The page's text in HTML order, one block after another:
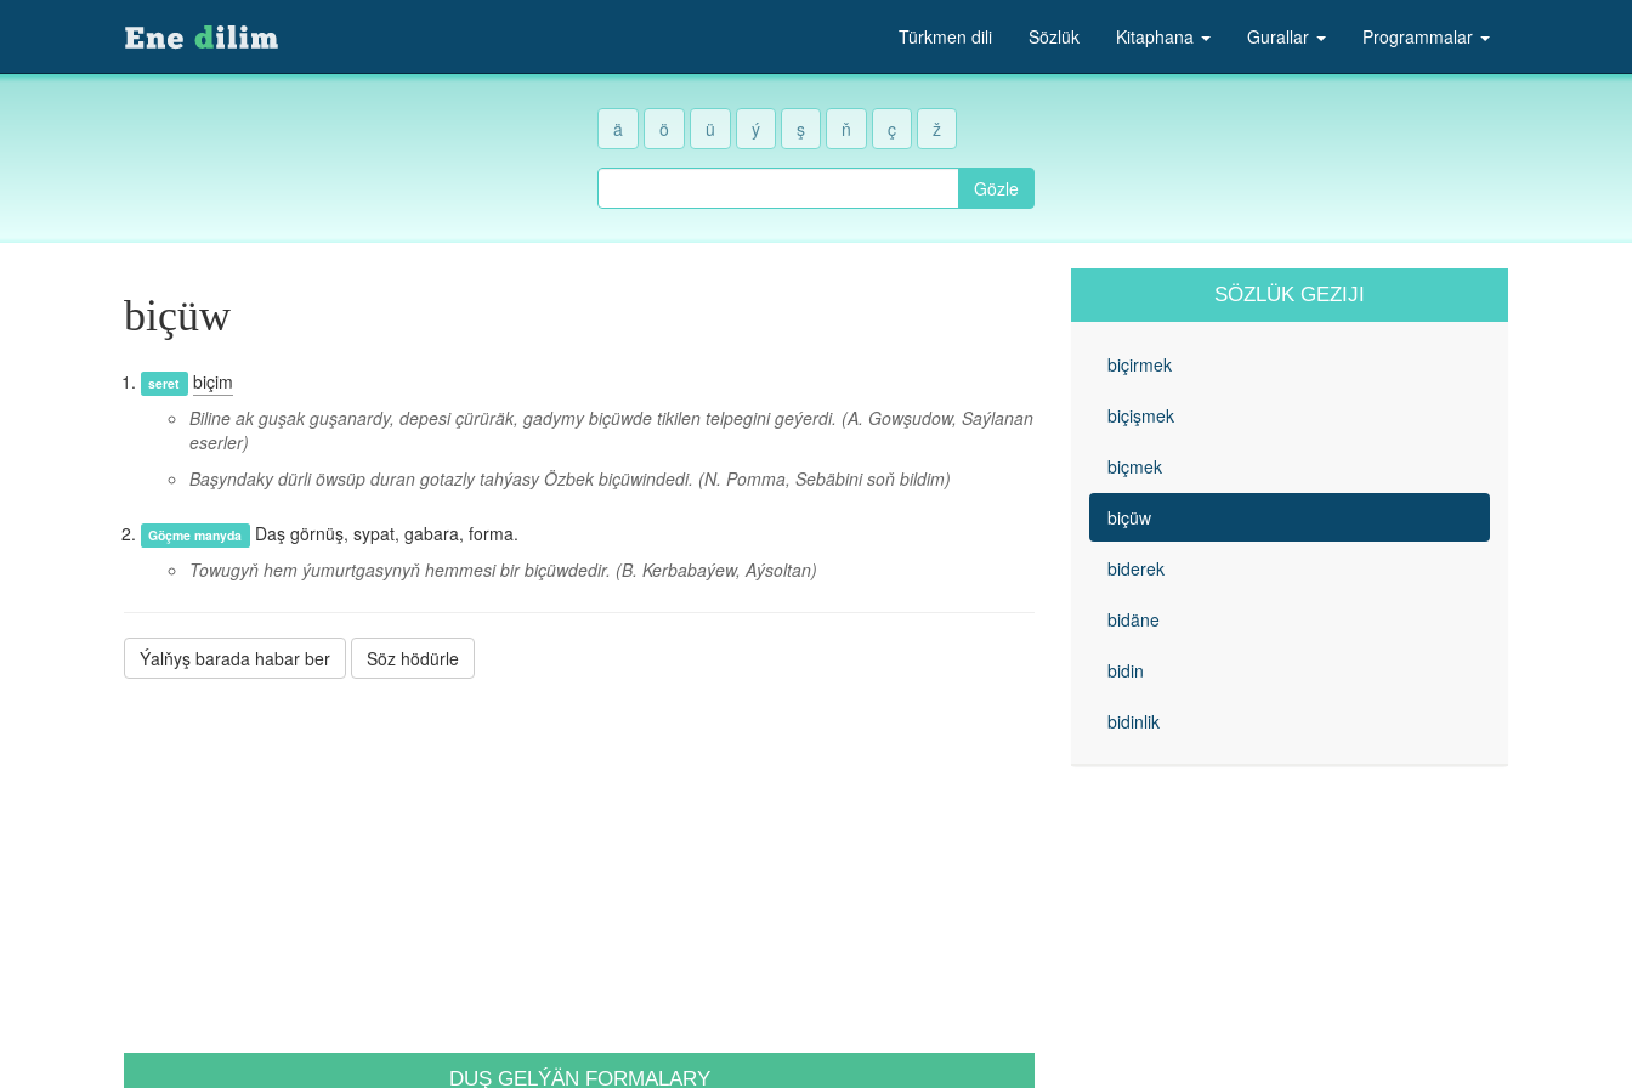
Türkmen dili Sözlük Kitaphana Gurallar Programmalar
ä ö ü ý ş ň ç ž
Gözle
biçüw
seret
biçim
Biline ak guşak guşanardy, depesi çürüräk, gadymy biçüwde tikilen telpegini geýerdi. (A. Gowşudow, Saýlanan
eserler)
Başyndaky dürli öwsüp duran gotazly tahýasy Özbek biçüwindedi. (N. Pomma, Sebäbini soň bildim)
Göçme manyda Daş görnüş, sypat, gabara, forma.
Towugyň hem ýumurtgasynyň hemmesi bir biçüwdedir. (B. Kerbabaýew, Aýsoltan)
Ýalňyş barada habar ber Söz hödürle
DUŞ GELÝÄN FORMALARY
SÖZLÜK GEZIJI
biçirmek
biçişmek
biçmek
biçüw
biderek
bidäne
bidin
bidinlik